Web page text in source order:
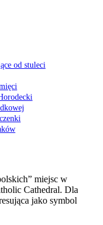
od stuleci
miejsc w
Cathedral. Dla
jako symbol